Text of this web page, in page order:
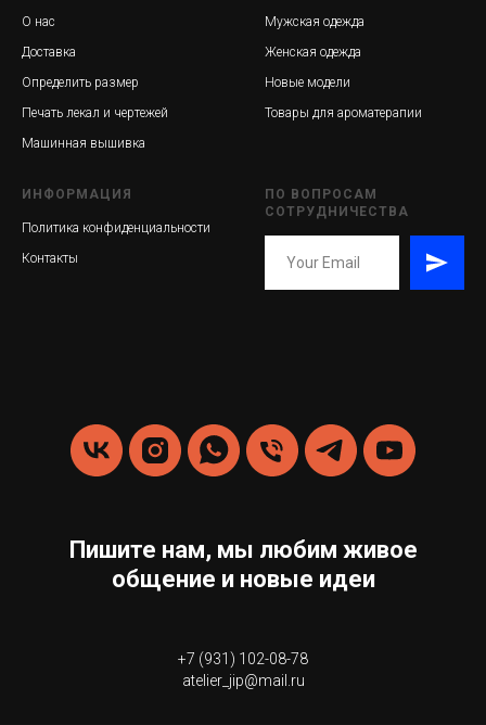
О нас
Доставка
Определить размер
Печать лекал и чертежей
Машинная вышивка
Мужская одежда
Женская одежда
Новые модели
Товары для ароматерапии
ИНФОРМАЦИЯ
Политика конфиденциальности
Контакты
ПО ВОПРОСАМ
СОТРУДНИЧЕСТВА
Пишите нам, мы любим живое
общение и новые идеи
+7 (931) 102-08-78
atelier_jip@mail.ru